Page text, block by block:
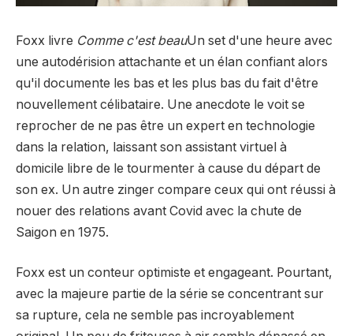
Foxx livre Comme c'est beauUn set d'une heure avec
une autodérision attachante et un élan confiant alors
qu'il documente les bas et les plus bas du fait d'être
nouvellement célibataire. Une anecdote le voit se
reprocher de ne pas être un expert en technologie
dans la relation, laissant son assistant virtuel à
domicile libre de le tourmenter à cause du départ de
son ex. Un autre zinger compare ceux qui ont réussi à
nouer des relations avant Covid avec la chute de
Saigon en 1975.
Foxx est un conteur optimiste et engageant. Pourtant,
avec la majeure partie de la série se concentrant sur
sa rupture, cela ne semble pas incroyablement